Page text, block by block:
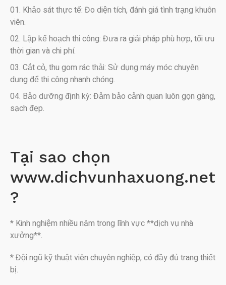
Khảo sát thực tế: Đo diện tích, đánh giá tình trạng khuôn
viên.
Lập kế hoạch thi công: Đưa ra giải pháp phù hợp, tối ưu
thời gian và chi phí.
Cắt cỏ, thu gom rác thải: Sử dụng máy móc chuyên
dụng để thi công nhanh chóng.
Bảo dưỡng định kỳ: Đảm bảo cảnh quan luôn gọn gàng,
sạch đẹp.
Tại sao chọn
www.dichvunhaxuong.net
?
* Kinh nghiệm nhiều năm trong lĩnh vực **dịch vụ nhà
xưởng**.
* Đội ngũ kỹ thuật viên chuyên nghiệp, có đầy đủ trang thiết
bị.